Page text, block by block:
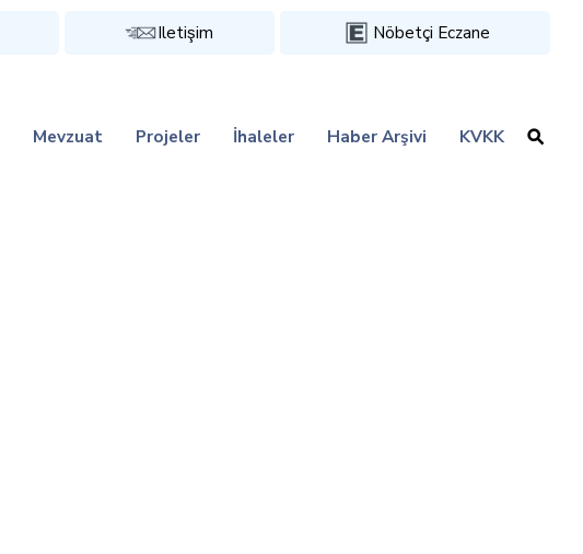
Iletişim Nöbetçi Eczane
Mevzuat Projeler İhaleler Haber Arşivi KVKK